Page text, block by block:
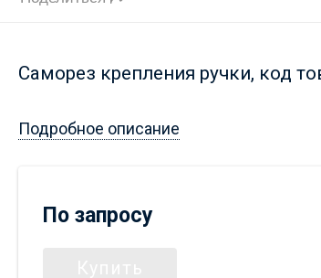
Саморез крепления ручки, код
Подробное описание
По запросу